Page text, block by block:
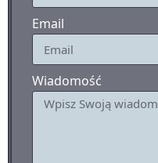
Email
Wiadomość